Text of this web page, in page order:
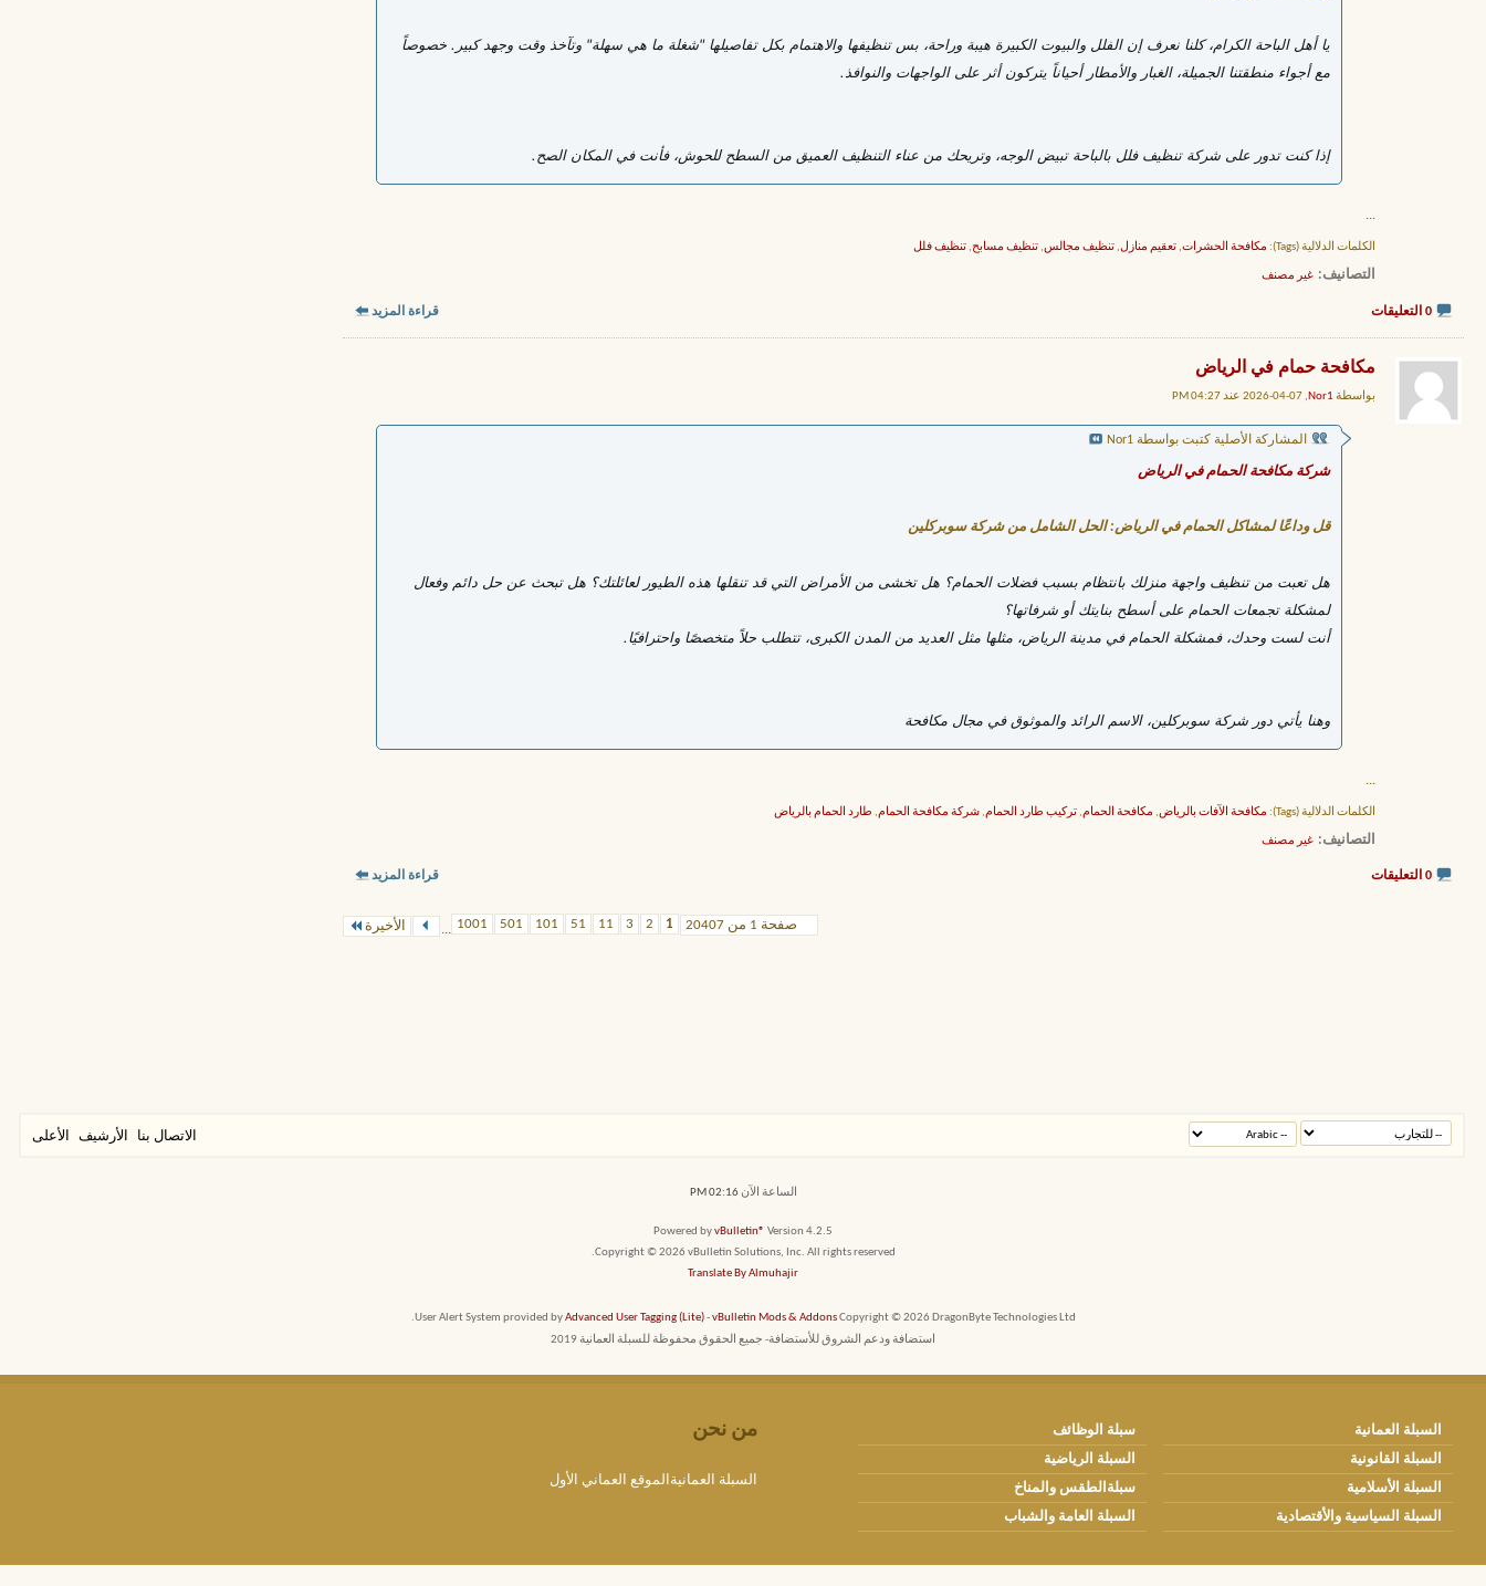
يا أهل الباحة الكرام، كلنا نعرف إن الفلل والبيوت الكبيرة هيبة وراحة، بس تنظيفها والاهتمام بكل تفاصيلها "شغلة ما هي سهلة" وتآخذ وقت وجهد كبير. خصوصاً
مع أجواء منطقتنا الجميلة، الغبار والأمطار أحياناً يتركون أثر على الواجهات والنوافذ.
إذا كنت تدور على شركة تنظيف فلل بالباحة تبيض الوجه، وتريحك من عناء التنظيف العميق من السطح للحوش، فأنت في المكان الصح.
...
الكلمات الدلالية (Tags): مكافحة الحشرات, تعقيم منازل, تنظيف مجالس, تنظيف مسابح, تنظيف فلل
التصانيف غير مصنف
0 التعليقات قراءة المزيد
مكافحة حمام في الرياض
بواسطة Nor1, 07-04-2026 عند 04:27 PM
المشاركة الأصلية كتبت بواسطة Nor1
شركة مكافحة الحمام في الرياض
قل وداعًا لمشاكل الحمام في الرياض: الحل الشامل من شركة سوبركلين
هل تعبت من تنظيف واجهة منزلك بانتظام بسبب فضلات الحمام؟ هل تخشى من الأمراض التي قد تنقلها هذه الطيور لعائلتك؟ هل تبحث عن حل دائم وفعال
لمشكلة تجمعات الحمام على أسطح بنايتك أو شرفاتها؟
أنت لست وحدك، فمشكلة الحمام في مدينة الرياض، مثلها مثل العديد من المدن الكبرى، تتطلب حلاً متخصصًا واحترافيًا.
وهنا يأتي دور شركة سوبركلين، الاسم الرائد والموثوق في مجال مكافحة
...
الكلمات الدلالية (Tags): مكافحة الآفات بالرياض, مكافحة الحمام, تركيب طارد الحمام, شركة مكافحة الحمام, طارد الحمام بالرياض
التصانيف غير مصنف
0 التعليقات قراءة المزيد
صفحة 1 من 20407 1
2
3
11
51
101
501
1001
... الأخيرة
الاتصال بنا الأرشيف الأعلى
الساعة الآن02:16 PM
Powered byvBulletin® Version 4.2.5
Copyright © 2026 vBulletin Solutions, Inc. All rights reserved.
Translate By Almuhajir
User Alert System provided byAdvanced User Tagging (Lite)-vBulletin Mods & AddonsCopyright © 2026 DragonByte Technologies Ltd.
استضافة ودعم الشروق للأستضافة- جميع الحقوق محفوظة للسبلة العمانية 2019
السبلة العمانية
سبلة الوظائف
السبلة القانونية
السبلة الرياضية
السبلة الأسلامية
سبلةالطقس والمناخ
السبلة السياسية والأقتصادية
السبلة العامة والشباب
من نحن
السبلة العمانيةالموقع العماني الأول